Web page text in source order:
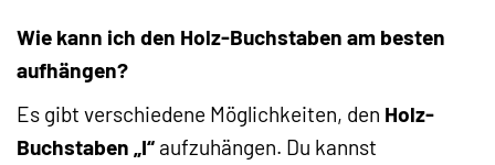
Wie kann ich den Holz-Buchstaben am besten
aufhängen?
Es gibt verschiedene Möglichkeiten, den Holz-
Buchstaben „I“ aufzuhängen. Du kannst